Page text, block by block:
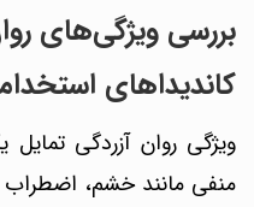
بررسی ویژگی‌های
کاندیداهای
ویژگی روان آزردگی
منفی مانند خشم،